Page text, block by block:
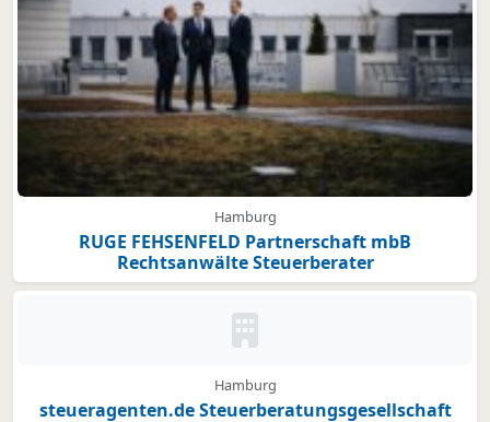
Hamburg
RUGE FEHSENFELD Partnerschaft mbB
Rechtsanwälte Steuerberater
Kein Bild oder Logo hinterlegt
Hamburg
steueragenten.de Steuerberatungsgesellschaft